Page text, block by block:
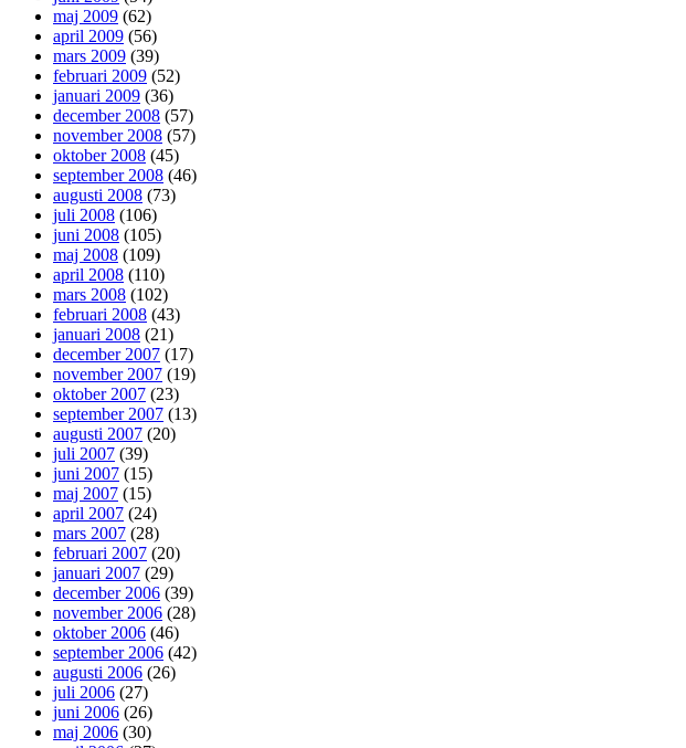
maj 2009 (62)
april 2009 (56)
mars 2009 (39)
februari 2009 (52)
januari 2009 (36)
december 2008 (57)
november 2008 (57)
oktober 2008 (45)
september 2008 (46)
augusti 2008 (73)
juli 2008 (106)
juni 2008 (105)
maj 2008 (109)
april 2008 (110)
mars 2008 (102)
februari 2008 (43)
januari 2008 (21)
december 2007 (17)
november 2007 (19)
oktober 2007 (23)
september 2007 (13)
augusti 2007 (20)
juli 2007 (39)
juni 2007 (15)
maj 2007 (15)
april 2007 (24)
mars 2007 (28)
februari 2007 (20)
januari 2007 (29)
december 2006 (39)
november 2006 (28)
oktober 2006 (46)
september 2006 (42)
augusti 2006 (26)
juli 2006 (27)
juni 2006 (26)
maj 2006 (30)